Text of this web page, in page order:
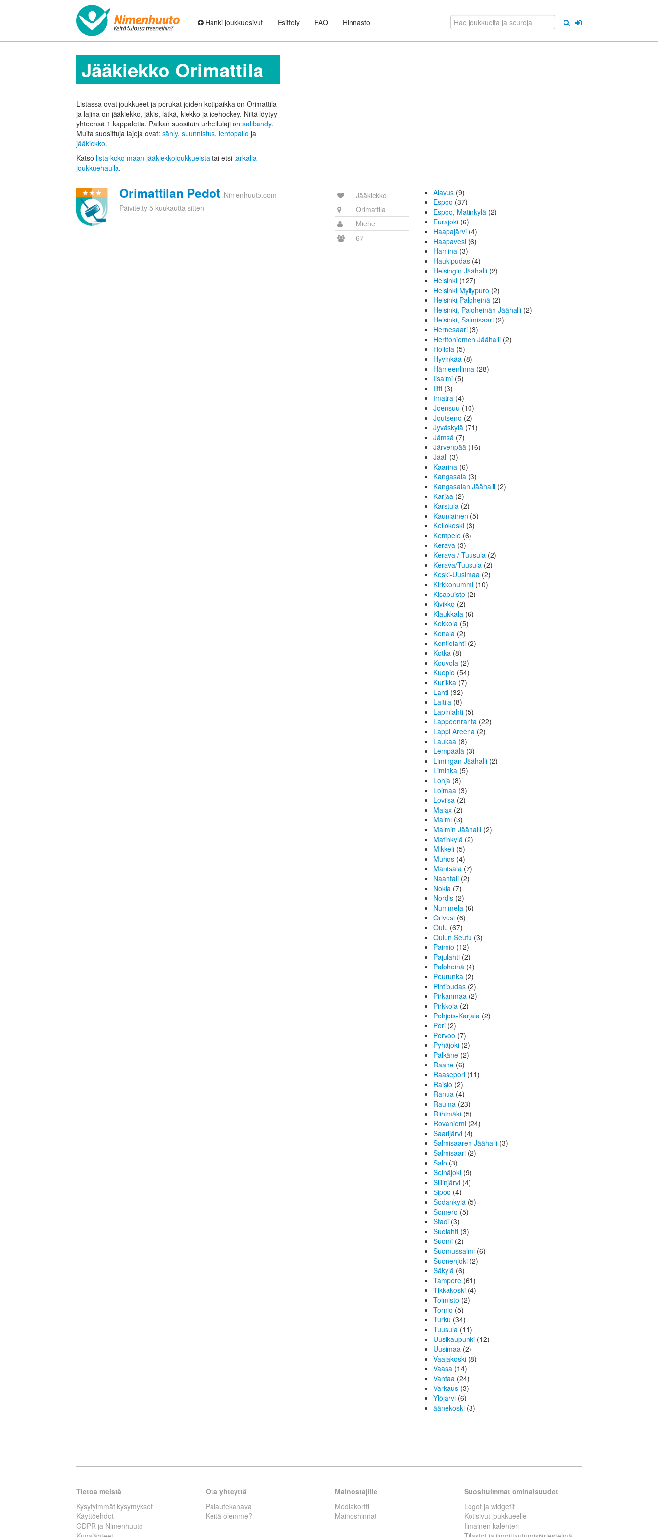
Hanki joukkuesivut Esittely FAQ Hinnasto
Jääkiekko Orimattila
Listassa ovat joukkueet ja porukat joiden kotipaikka on Orimattila
ja lajina on jääkiekko, jäkis, lätkä, kiekko ja icehockey. Niitä löytyy
yhteensä 1 kappaletta. Paikan suosituin urheilulaji on salibandy.
Muita suosittuja lajeja ovat: sähly, suunnistus, lentopallo ja
jääkiekko.
Katso lista koko maan jääkiekkojoukkueista tai etsi tarkalla
joukkuehaulla.
Orimattilan Pedot Nimenhuuto.com
Päivitetty 5 kuukautta sitten
Jääkiekko
Orimattila
Miehet
67
Alavus (9)
Espoo (37)
Espoo, Matinkylä (2)
Eurajoki (6)
Haapajärvi (4)
Haapavesi (6)
Hamina (3)
Haukipudas (4)
Helsingin Jäähalli (2)
Helsinki (127)
Helsinki Myllypuro (2)
Helsinki Paloheinä (2)
Helsinki, Paloheinän Jäähalli (2)
Helsinki, Salmisaari (2)
Hernesaari (3)
Herttoniemen Jäähalli (2)
Hollola (5)
Hyvinkää (8)
Hämeenlinna (28)
Iisalmi (5)
Iitti (3)
Imatra (4)
Joensuu (10)
Joutseno (2)
Jyväskylä (71)
Jämsä (7)
Järvenpää (16)
Jääli (3)
Kaarina (6)
Kangasala (3)
Kangasalan Jäähalli (2)
Karjaa (2)
Karstula (2)
Kauniainen (5)
Kellokoski (3)
Kempele (6)
Kerava (3)
Kerava / Tuusula (2)
Kerava/Tuusula (2)
Keski-Uusimaa (2)
Kirkkonummi (10)
Kisapuisto (2)
Kivikko (2)
Klaukkala (6)
Kokkola (5)
Konala (2)
Kontiolahti (2)
Kotka (8)
Kouvola (2)
Kuopio (54)
Kurikka (7)
Lahti (32)
Laitila (8)
Lapinlahti (5)
Lappeenranta (22)
Lappi Areena (2)
Laukaa (8)
Lempäälä (3)
Limingan Jäähalli (2)
Liminka (5)
Lohja (8)
Loimaa (3)
Loviisa (2)
Malax (2)
Malmi (3)
Malmin Jäähalli (2)
Matinkylä (2)
Mikkeli (5)
Muhos (4)
Mäntsälä (7)
Naantali (2)
Nokia (7)
Nordis (2)
Nummela (6)
Orivesi (6)
Oulu (67)
Oulun Seutu (3)
Paimio (12)
Pajulahti (2)
Paloheinä (4)
Peurunka (2)
Pihtipudas (2)
Pirkanmaa (2)
Pirkkola (2)
Pohjois-Karjala (2)
Pori (2)
Porvoo (7)
Pyhäjoki (2)
Pälkäne (2)
Raahe (6)
Raasepori (11)
Raisio (2)
Ranua (4)
Rauma (23)
Riihimäki (5)
Rovaniemi (24)
Saarijärvi (4)
Salmisaaren Jäähalli (3)
Salmisaari (2)
Salo (3)
Seinäjoki (9)
Siilinjärvi (4)
Sipoo (4)
Sodankylä (5)
Somero (5)
Stadi (3)
Suolahti (3)
Suomi (2)
Suomussalmi (6)
Suonenjoki (2)
Säkylä (6)
Tampere (61)
Tikkakoski (4)
Toimisto (2)
Tornio (5)
Turku (34)
Tuusula (11)
Uusikaupunki (12)
Uusimaa (2)
Vaajakoski (8)
Vaasa (14)
Vantaa (24)
Varkaus (3)
Ylöjärvi (6)
äänekoski (3)
Tietoa meistä
Kysytyimmät kysymykset
Käyttöehdot
GDPR ja Nimenhuuto
Ota yhteyttä
Palautekanava
Keitä olemme?
Mainostajille
Mediakortti
Mainoshinnat
Suosituimmat ominaisuudet
Logot ja widgetit
Kotisivut joukkueelle
Ilmainen kalenteri